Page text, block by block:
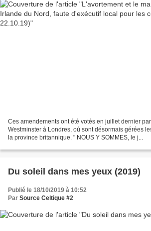
Ces amendements ont été votés en juillet dernier
Westminster à Londres, où sont désormais gérées
la province britannique. " NOUS Y SOMMES, le j...
Du soleil dans mes yeux (2019)
Publié le 18/10/2019 à 10:52
Par Source Celtique #2